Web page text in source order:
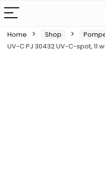
Home Shop
UV-C PJ 30432 UV-C-spot, 11